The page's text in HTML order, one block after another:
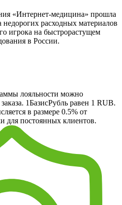
«Интернет-медицина» прошла
расходных материалов
игрока на быстрорастущем
в России.
лояльности можно
1БазисРубль равен 1 RUB.
в размере 0.5% от
для постоянных клиентов.